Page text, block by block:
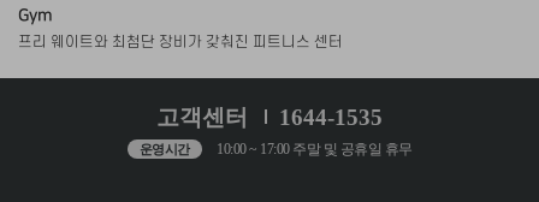
Gym
프리 웨이트와 최첨단 장비가 갖춰진 피트니스 센터
고객센터 1644-1535
운영시간 10:00 ~ 17:00 주말 및 공휴일 휴무